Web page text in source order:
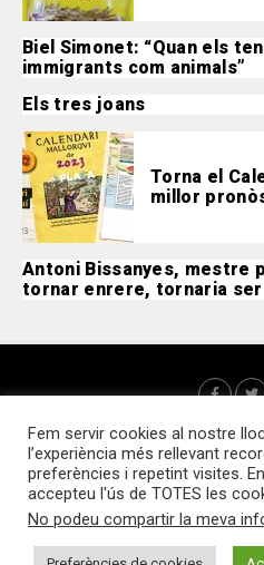
Biel Simonet: “Quan els
immigrants com animals”
Els tres joans
Torna el
millor
Antoni Bissanyes, mestre
tornar enrere, tornaria
Qui som? Webs d’interès
Fem servir cookies al nostre
l’experiència més rellevant
preferències i repetint visites.
accepteu l'ús de TOTES les
No podeu compartir la meva